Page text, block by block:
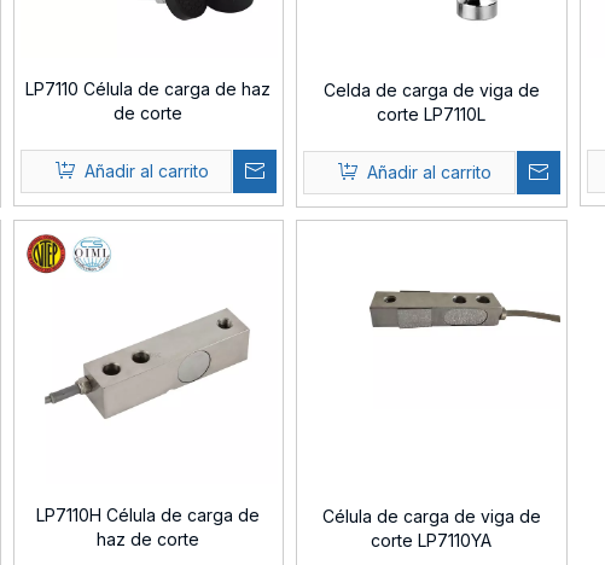
LP7110 Célula de carga de haz
de corte
Añadir al carrito
Celda de carga de viga de
corte LP7110L
Añadir al carrito
LP7110H Célula de carga de
haz de corte
Célula de carga de viga de
corte LP7110YA